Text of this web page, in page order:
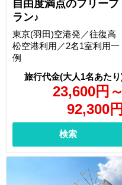
自由度満点のフリープ
ラン♪
23,600円 ～
92,300円
東京(羽田)空港発／往復高
松空港利用／2名1室利用一
例
検索